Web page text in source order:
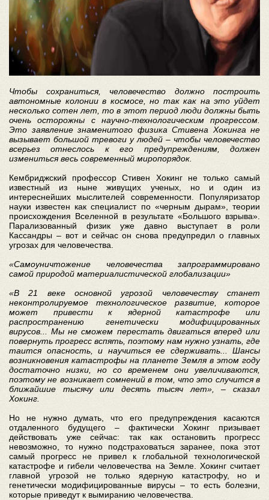
Чтобы сохраниться, человечество должно построить
автономные колонии в космосе, но так как на это уйдет
несколько сотен лет, то в этот период люди должны быть
очень осторожны с научно-технологическим прогрессом.
Это заявление знаменитого физика Стивена Хокинга не
вызывает большой тревоги у людей – чтобы человечество
всерьез отнеслось к его предупреждениям, должен
измениться весь современный миропорядок.
Кембриджский профессор Стивен Хокинг не только самый
известный из ныне живущих ученых, но и один из
интереснейших мыслителей современности. Популяризатор
науки известен как специалист по «черным дырам», теории
происхождения Вселенной в результате «Большого взрыва».
Парализованный физик уже давно выступает в роли
Кассандры – вот и сейчас он снова предупредил о главных
угрозах для человечества.
«Самоуничтожение человечества запрограммировано
самой природой материалистической глобализации»
«В 21 веке основной угрозой человечеству станет
неконтролируемое технологическое развитие, которое
может привести к ядерной катастрофе или
распространению генетически модифицированных
вирусов... Мы не сможем перестать двигаться вперед или
повернуть прогресс вспять, поэтому нам нужно узнать, где
таится опасность, и научиться ее сдерживать... Шансы
возникновения катастрофы на планете Земля в этом году
достаточно низки, но со временем они увеличиваются,
поэтому не возникает сомнений в том, что это случится в
ближайшие тысячу или десять тысяч лет», – сказал
Хокинг.
Но не нужно думать, что его предупреждения касаются
отдаленного будущего – фактически Хокинг призывает
действовать уже сейчас: так как остановить прогресс
невозможно, то нужно подстраховаться заранее, пока этот
самый прогресс не привел к глобальной технологической
катастрофе и гибели человечества на Земле. Хокинг считает
главной угрозой не только ядерную катастрофу, но и
генетически модифицированные вирусы – то есть болезни,
которые приведут к вымиранию человечества.